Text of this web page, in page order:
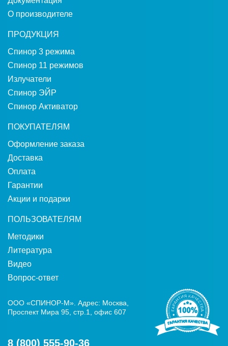
О производителе
ПРОДУКЦИЯ
Спинор 3 режима
Спинор 11 режимов
Излучатели
Спинор ЭЙР
Спинор Активатор
ПОКУПАТЕЛЯМ
Оформление заказа
Доставка
Оплата
Гарантии
Акции и подарки
ПОЛЬЗОВАТЕЛЯМ
Методики
Литература
Видео
Вопрос-ответ
ООО «СПИНОР-М». Адрес: Москва,
Проспект Мира 95, стр.1, офис 607
8 (800) 555-90-36